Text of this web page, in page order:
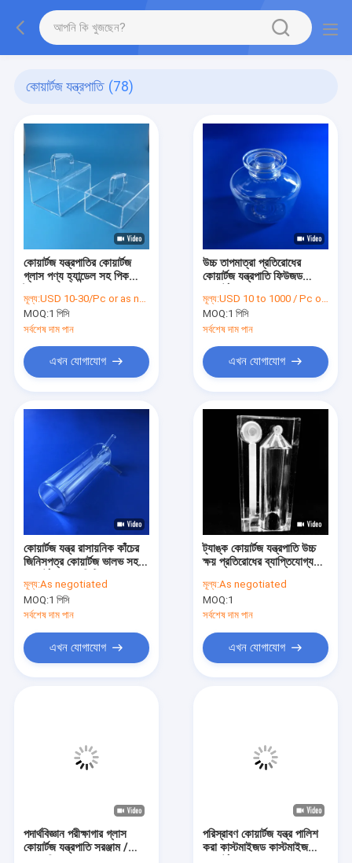
কোয়ার্টজ যন্ত্রপাতি (78)
কোয়ার্টজ যন্ত্রপাতির কোয়ার্টজ
গ্লাস পণ্য হ্যান্ডেল সহ পিকলিং
মূল্য:USD 10-30/Pc or as negotiated
MOQ:1 পিসি
সর্বশেষ দাম পান
এখন যোগাযোগ
উচ্চ তাপমাত্রা প্রতিরোধের
কোয়ার্টজ যন্ত্রপাতি ফিউজড
মূল্য:USD 10 to 1000 / Pc or as negotiated
MOQ:1 পিসি
সর্বশেষ দাম পান
এখন যোগাযোগ
কোয়ার্টজ যন্ত্র রাসায়নিক কাঁচের
জিনিসপত্র কোয়ার্টজ ভালভ সহ
মূল্য:As negotiated
MOQ:1 পিসি
সর্বশেষ দাম পান
এখন যোগাযোগ
ট্যাঙ্ক কোয়ার্টজ যন্ত্রপাতি উচ্চ
ক্ষয় প্রতিরোধের ব্যাপ্তিযোগ্যতা
মূল্য:As negotiated
MOQ:1
সর্বশেষ দাম পান
এখন যোগাযোগ
পদার্থবিজ্ঞান পরীক্ষাগার গ্লাস
কোয়ার্টজ যন্ত্রপাতি সরঞ্জাম /
পরিস্রাবণ কোয়ার্টজ যন্ত্র পালিশ
করা কাস্টমাইজড কাস্টমাইজ